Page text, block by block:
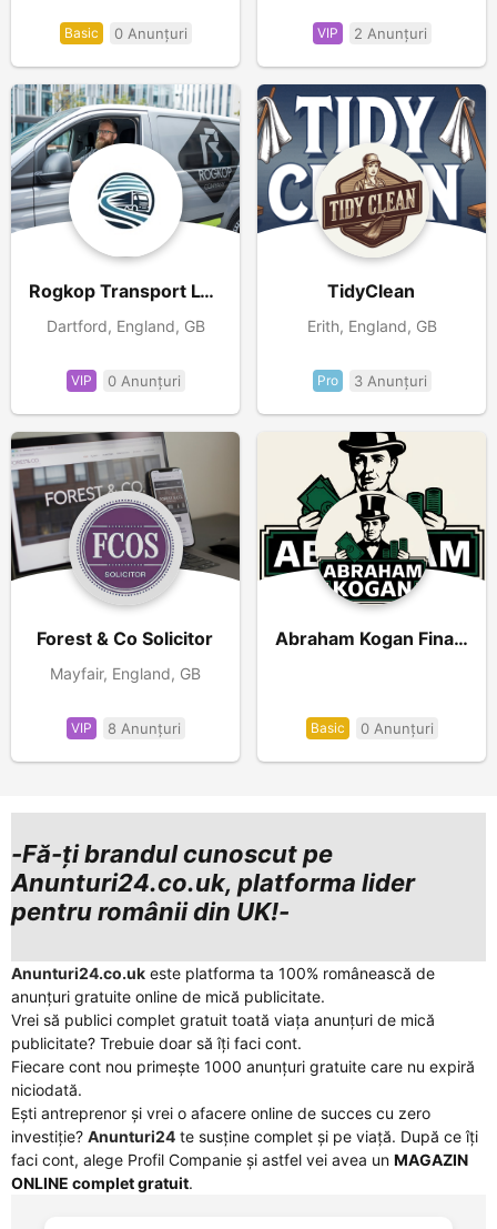
Basic 0 Anunțuri VIP 2 Anunțuri
Rogkop Transport LTD
Dartford, England, GB
VIP 0 Anunțuri
TidyClean
Erith, England, GB
Pro 3 Anunțuri
Forest & Co Solicitor
Mayfair, England, GB
VIP 8 Anunțuri
Abraham Kogan Financial
Basic 0 Anunțuri
-Fă-ți brandul cunoscut pe
Anunturi24.co.uk, platforma lider
pentru românii din UK!-
Anunturi24.co.uk este platforma ta 100% românească de
anunțuri gratuite online de mică publicitate.
Vrei să publici complet gratuit toată viața anunțuri de mică
publicitate? Trebuie doar să îți faci cont.
Fiecare cont nou primește 1000 anunțuri gratuite care nu expiră
niciodată.
Ești antreprenor și vrei o afacere online de succes cu zero
investiție? Anunturi24 te susține complet și pe viață. După ce îți
faci cont, alege Profil Companie și astfel vei avea un MAGAZIN
ONLINE complet gratuit.